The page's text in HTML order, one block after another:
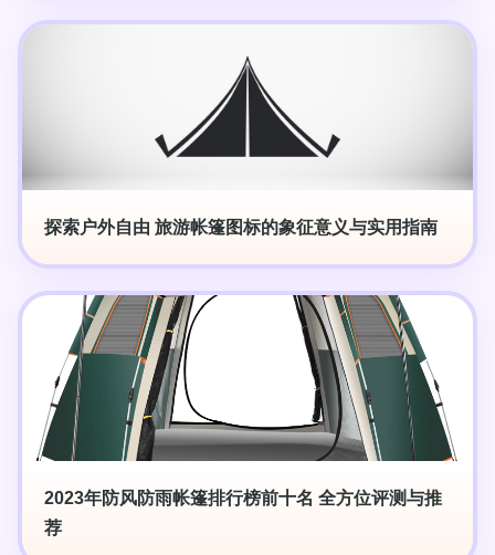
探索户外自由 旅游帐篷图标的象征意义与实用指南
2023年防风防雨帐篷排行榜前十名 全方位评测与推
荐